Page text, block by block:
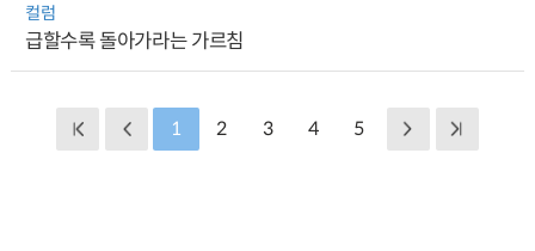
컬럼
급할수록 돌아가라는 가르침
1 2 3 4 5